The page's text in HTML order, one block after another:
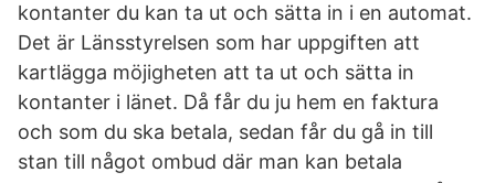
kontanter du kan ta ut och sätta in i en automat.
Det är Länsstyrelsen som har uppgiften att
kartlägga möjigheten att ta ut och sätta in
kontanter i länet. Då får du ju hem en faktura
och som du ska betala, sedan får du gå in till
stan till något ombud där man kan betala